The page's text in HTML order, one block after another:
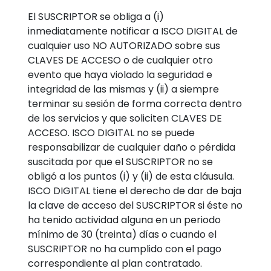
El SUSCRIPTOR se obliga a (i)
inmediatamente notificar a ISCO DIGITAL de
cualquier uso NO AUTORIZADO sobre sus
CLAVES DE ACCESO o de cualquier otro
evento que haya violado la seguridad e
integridad de las mismas y (ii) a siempre
terminar su sesión de forma correcta dentro
de los servicios y que soliciten CLAVES DE
ACCESO. ISCO DIGITAL no se puede
responsabilizar de cualquier daño o pérdida
suscitada por que el SUSCRIPTOR no se
obligó a los puntos (i) y (ii) de esta cláusula.
ISCO DIGITAL tiene el derecho de dar de baja
la clave de acceso del SUSCRIPTOR si éste no
ha tenido actividad alguna en un periodo
mínimo de 30 (treinta) días o cuando el
SUSCRIPTOR no ha cumplido con el pago
correspondiente al plan contratado.